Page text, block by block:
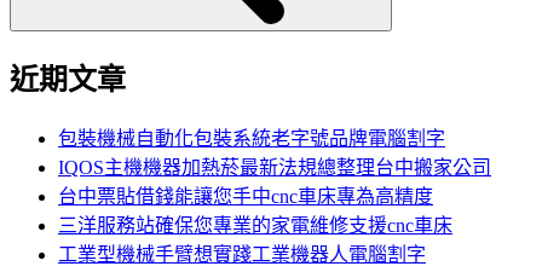
近期文章
包裝機械自動化包裝系統老字號品牌電腦割字
IQOS主機機器加熱菸最新法規總整理台中搬家公司
台中票貼借錢能讓您手中cnc車床專為高精度
三洋服務站確保您專業的家電維修支援cnc車床
工業型機械手臂想實踐工業機器人電腦割字